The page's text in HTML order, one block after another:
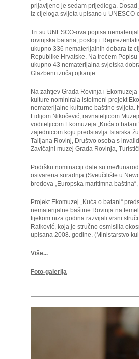
prijavljeno je sedam prijedloga.
iz cijeloga svijeta upisano u
Tri su UNESCO-ova popisa
rovinjska batana, postoji i
ukupno 336 nematerijalnih dobara iz
Republike Hrvatske. Na trećem
ukupno 43 nematerijalna svjetska
Glazbeni izričaj ojkanje.
Na zahtjev Grada Rovinja i
kulture nominirala istoimeni projekt
nematerijalne kulturne baštine svijeta.
Lidijom Nikočević, ravnateljicom
voditeljicom Ekomuzeja „Kuća o
zajednicom koju predstavlja Istarska
Talijana Rovinj, Društvo osoba s
Zavičajni muzej Grada Rovinja,
Podršku nominaciji dale su
ostvarena suradnja (Sveučilište u
brodova „Europska maritimna
Projekt Ekomuzej „Kuća o batani“
nematerijalne baštine Rovinja na
tijekom niza godina razvijali vrsni
Ratković, koja je stručno osmislila
upisana 2008. godine. (Ministarstvo
Više...
Foto-galerija